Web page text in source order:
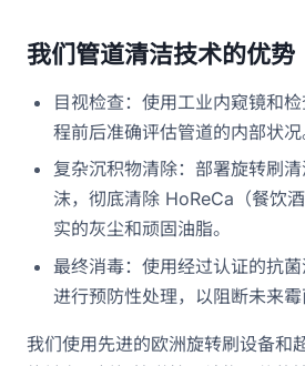
我们管道清洁技术的优势
目视检查：使用工业内窥镜和
程前后准确评估管道的内部状况
复杂沉积物清除：部署旋转刷
沫，彻底清除 HoReCa（餐饮
实的灰尘和顽固油脂。
最终消毒：使用经过认证的抗
进行预防性处理，以阻断未来霉
我们使用先进的欧洲旋转刷设备和